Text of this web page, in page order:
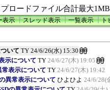
ロードファイル合計最大
表示┃スレッド表示┃一覧表示┃ト
いて TY 24/6/26(水) 15:30
示について TY 24/6/27(木) 19:05
常表示について TY 24/6/27(木) 19:42
異常表示について ひよひよ 24/6/28(